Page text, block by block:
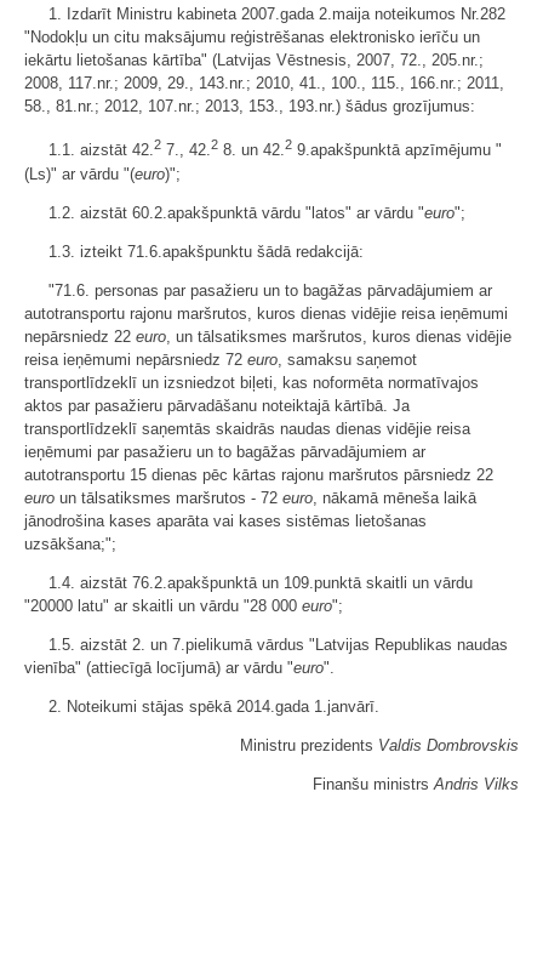
1. Izdarīt Ministru kabineta 2007.gada 2.maija noteikumos Nr.282
"Nodokļu un citu maksājumu reģistrēšanas elektronisko ierīču un
iekārtu lietošanas kārtība" (Latvijas Vēstnesis, 2007, 72., 205.nr.;
2008, 117.nr.; 2009, 29., 143.nr.; 2010, 41., 100., 115., 166.nr.; 2011,
58., 81.nr.; 2012, 107.nr.; 2013, 153., 193.nr.) šādus grozījumus:
1.1. aizstāt 42.2 7., 42.2 8. un 42.2 9.apakšpunktā apzīmējumu "
(Ls)" ar vārdu "(euro)";
1.2. aizstāt 60.2.apakšpunktā vārdu "latos" ar vārdu "euro";
1.3. izteikt 71.6.apakšpunktu šādā redakcijā:
"71.6. personas par pasažieru un to bagāžas pārvadājumiem ar
autotransportu rajonu maršrutos, kuros dienas vidējie reisa ieņēmumi
nepārsniedz 22 euro , un tālsatiksmes maršrutos, kuros dienas vidējie
reisa ieņēmumi nepārsniedz 72 euro , samaksu saņemot
transportlīdzeklī un izsniedzot biļeti, kas noformēta normatīvajos
aktos par pasažieru pārvadāšanu noteiktajā kārtībā. Ja
transportlīdzeklī saņemtās skaidrās naudas dienas vidējie reisa
ieņēmumi par pasažieru un to bagāžas pārvadājumiem ar
autotransportu 15 dienas pēc kārtas rajonu maršrutos pārsniedz 22
euro un tālsatiksmes maršrutos - 72 euro , nākamā mēneša laikā
jānodrošina kases aparāta vai kases sistēmas lietošanas
uzsākšana;";
1.4. aizstāt 76.2.apakšpunktā un 109.punktā skaitli un vārdu
"20000 latu" ar skaitli un vārdu "28 000 euro";
1.5. aizstāt 2. un 7.pielikumā vārdus "Latvijas Republikas naudas
vienība" (attiecīgā locījumā) ar vārdu "euro".
2. Noteikumi stājas spēkā 2014.gada 1.janvārī.
Ministru prezidents Valdis Dombrovskis
Finanšu ministrs Andris Vilks